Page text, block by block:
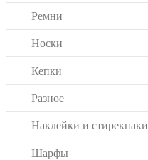
Ремни
Носки
Кепки
Разное
Наклейки и стирекпаки
Шарфы